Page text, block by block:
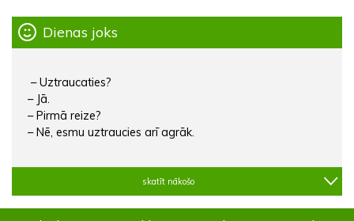
Dienas joks
– Uztraucaties?
– Jā.
– Pirmā reize?
– Nē, esmu uztraucies arī agrāk.
skatīt nākošo